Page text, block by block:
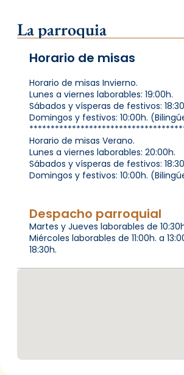
La parroquia
Horario de misas
Horario de misas Invierno.
Lunes a viernes laborables: 19:00h.
Sábados y vísperas de festivos:
Domingos y festivos: 10:00h.
Horario de misas Verano.
Lunes a viernes laborables: 20:00h.
Sábados y vísperas de festivos:
Domingos y festivos: 10:00h.
Despacho parroquial
Martes y Jueves laborables de
Miércoles laborables de 11:00h. a
18:30h.